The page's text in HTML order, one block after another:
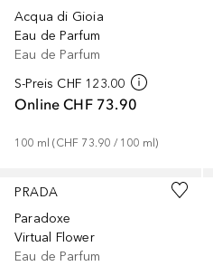
Acqua di Gioia
Eau de Parfum
Eau de Parfum
S-Preis CHF 123.00
Online CHF 73.90
100 ml (CHF 73.90 / 100 ml)
PRADA
Paradoxe
Virtual Flower
Eau de Parfum